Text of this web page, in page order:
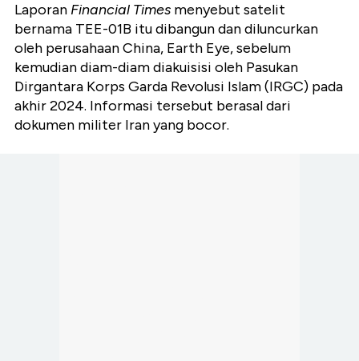
Laporan Financial Times menyebut satelit
bernama TEE-01B itu dibangun dan diluncurkan
oleh perusahaan China, Earth Eye, sebelum
kemudian diam-diam diakuisisi oleh Pasukan
Dirgantara Korps Garda Revolusi Islam (IRGC) pada
akhir 2024. Informasi tersebut berasal dari
dokumen militer Iran yang bocor.